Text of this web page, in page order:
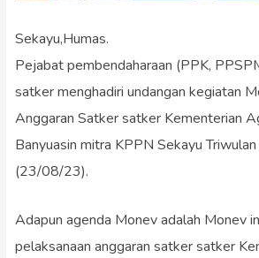
Sekayu,Humas.
Pejabat pembendaharaan (PPK,
satker menghadiri undangan kegiatan
Anggaran Satker satker Kementerian
Banyuasin mitra KPPN Sekayu Triwulan
(23/08/23).
Adapun agenda Monev adalah Monev
pelaksanaan anggaran satker satker